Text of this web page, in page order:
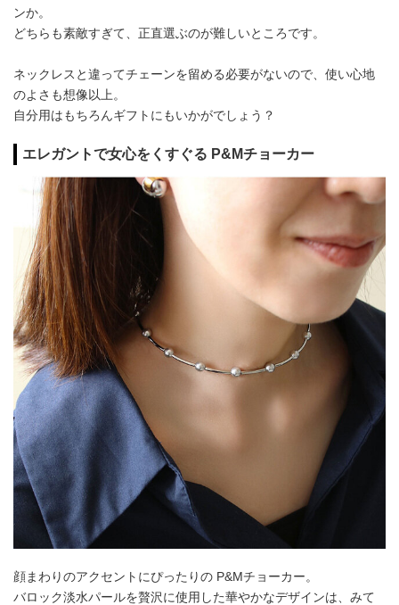
ンか。
どちらも素敵すぎて、正直選ぶのが難しいところです。
ネックレスと違ってチェーンを留める必要がないので、使い心地
のよさも想像以上。
自分用はもちろんギフトにもいかがでしょう？
エレガントで女心をくすぐる P&Mチョーカー
顔まわりのアクセントにぴったりの P&Mチョーカー。
バロック淡水パールを贅沢に使用した華やかなデザインは、みて